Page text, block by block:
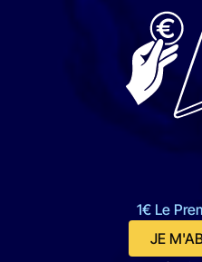
1€ Le
JE